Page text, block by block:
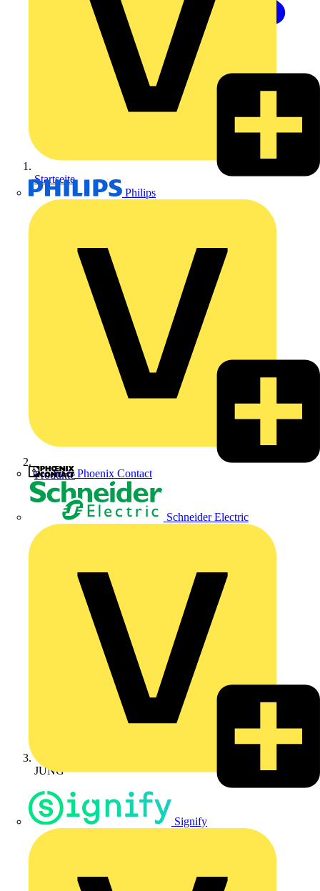
Philips
Phoenix Contact
Schneider Electric
Signify
Startseite
Produkte
JUNG